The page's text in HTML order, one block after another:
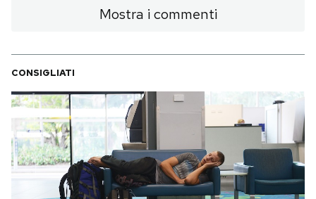
Mostra i commenti
CONSIGLIATI